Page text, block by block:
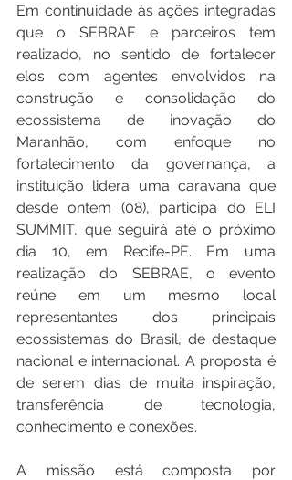
Em continuidade às ações integradas
que o SEBRAE e parceiros tem
realizado, no sentido de fortalecer
elos com agentes envolvidos na
construção e consolidação do
ecossistema de inovação do
Maranhão, com enfoque no
fortalecimento da governança, a
instituição lidera uma caravana que
desde ontem (08), participa do ELI
SUMMIT, que seguirá até o próximo
dia 10, em Recife-PE. Em uma
realização do SEBRAE, o evento
reúne em um mesmo local
representantes dos principais
ecossistemas do Brasil, de destaque
nacional e internacional. A proposta é
de serem dias de muita inspiração,
transferência de tecnologia,
conhecimento e conexões.
A missão está composta por